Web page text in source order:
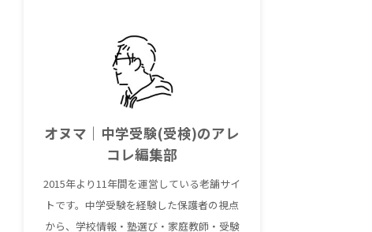
オヌマ｜中学受験(受検)のアレ
コレ編集部
2015年より11年間を運営している老舗サイ
トです。中学受験を経験した保護者の視点
から、学校情報・塾選び・家庭教師・受験